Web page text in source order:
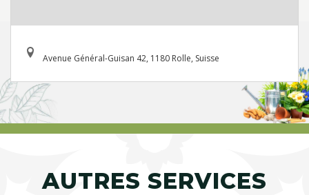
Avenue Général-Guisan 42, 1180 Rolle, Suisse
AUTRES SERVICES